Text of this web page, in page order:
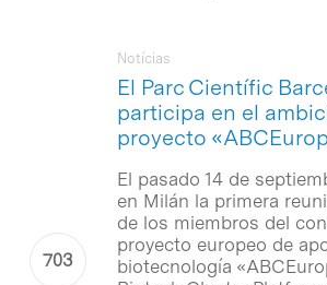
El Parc Científic
participa en el
proyecto
Notícias
El pasado 14 de
en Milán la primera
de los miembros del
proyecto europeo de
biotecnología